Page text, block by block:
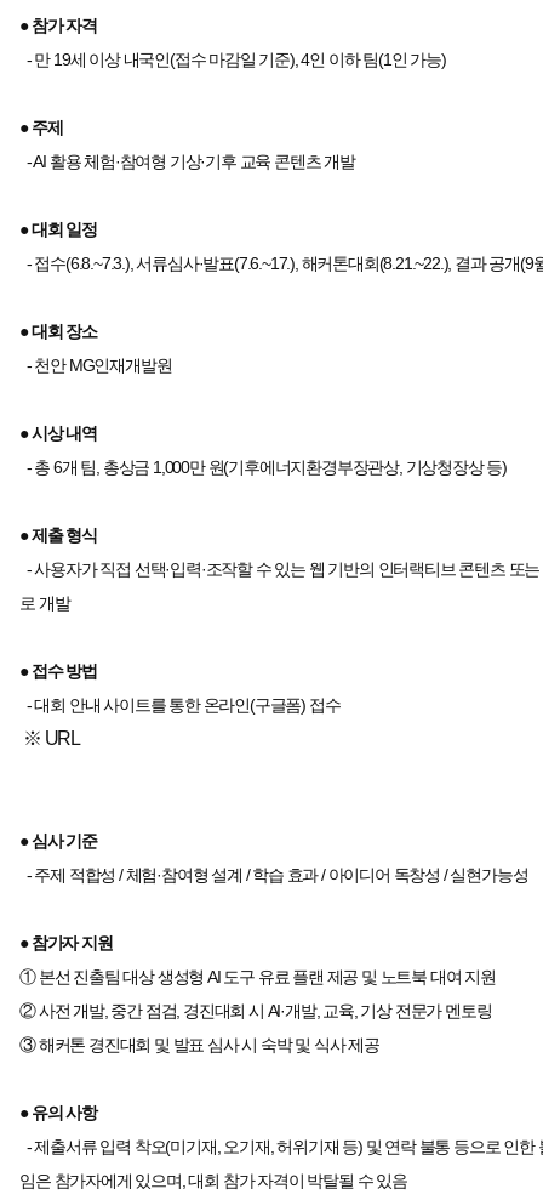
● 참가 자격
- 만 19세 이상 내국인(접수 마감일 기준), 4인 이하 팀(1인 가능)
● 주제
- AI 활용 체험·참여형 기상·기후 교육 콘텐츠 개발
● 대회 일정
- 접수(6.8.~7.3.), 서류심사·발표(7.6.~17.), 해커톤대회(8.21.~22.), 결과 공개(9
● 대회 장소
- 천안 MG인재개발원
● 시상 내역
- 총 6개 팀, 총상금 1,000만 원(기후에너지환경부장관상, 기상청장상 등)
● 제출 형식
- 사용자가 직접 선택·입력·조작할 수 있는 웹 기반의 인터랙티브 콘텐츠 또
로 개발
● 접수 방법
- 대회 안내 사이트를 통한 온라인(구글폼) 접수
※ URL
● 심사 기준
- 주제 적합성 / 체험·참여형 설계 / 학습 효과 / 아이디어 독창성 / 실현가능성
● 참가자 지원
① 본선 진출팀 대상 생성형 AI 도구 유료 플랜 제공 및 노트북 대여 지원
② 사전 개발, 중간 점검, 경진대회 시 AI·개발, 교육, 기상 전문가 멘토링
③ 해커톤 경진대회 및 발표 심사 시 숙박 및 식사 제공
● 유의 사항
- 제출서류 입력 착오(미기재, 오기재, 허위기재 등) 및 연락 불통 등으로 인한
임은 참가자에게 있으며, 대회 참가 자격이 박탈될 수 있음